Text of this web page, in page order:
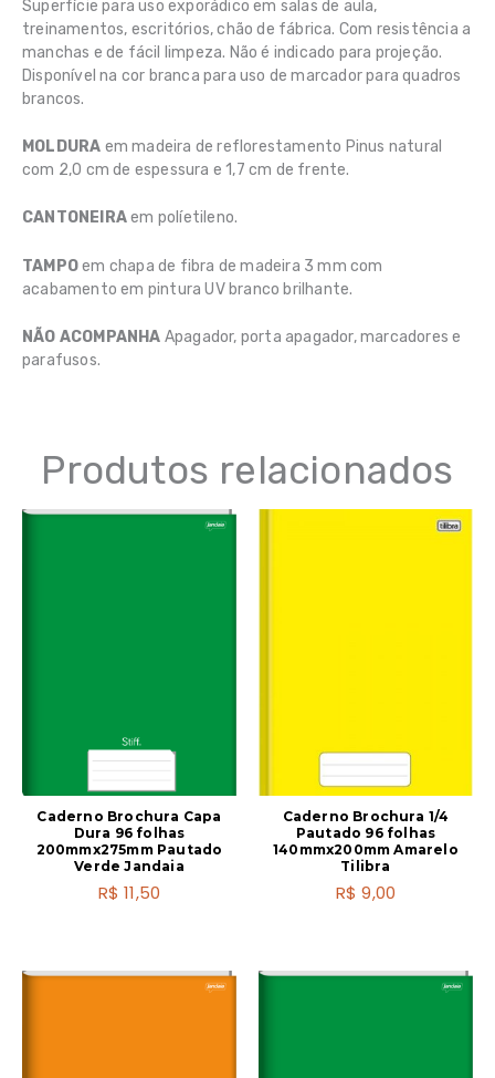
Superfície para uso exporádico em salas de aula,
treinamentos, escritórios, chão de fábrica. Com resistência a
manchas e de fácil limpeza. Não é indicado para projeção.
Disponível na cor branca para uso de marcador para quadros
brancos.
MOLDURA em madeira de reflorestamento Pinus natural
com 2,0 cm de espessura e 1,7 cm de frente.
CANTONEIRAem políetileno.
TAMPOem chapa de fibra de madeira 3 mm com
acabamento em pintura UV branco brilhante.
NÃO ACOMPANHA Apagador, porta apagador, marcadores e
parafusos.
Produtos relacionados
Caderno Brochura Capa
Dura 96 folhas
200mmx275mm Pautado
Verde Jandaia
R$ 11,50
Caderno Brochura 1/4
Pautado 96 folhas
140mmx200mm Amarelo
Tilibra
R$ 9,00